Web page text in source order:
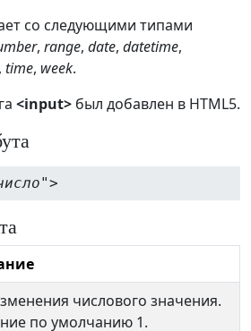
со следующими типами
, range, date, datetime,
, time, week.
<input> был добавлен в HTML5.
">
числового значения.
по умолчанию 1.